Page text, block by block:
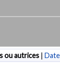
ou autrices |